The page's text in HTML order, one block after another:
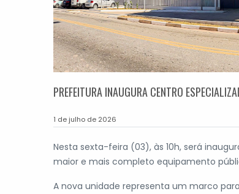
PREFEITURA INAUGURA CENTRO
1 de julho de 2026
Nesta sexta-feira (03), às 10h, será
maior e mais completo equipamento
A nova unidade representa um marco